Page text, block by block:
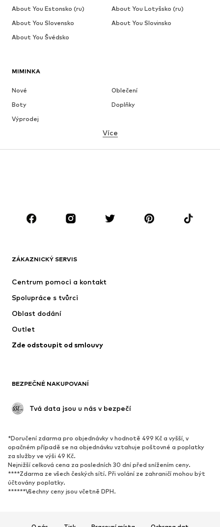
MIMINKA
Nové
Oblečení
Boty
Doplňky
Výprodej
ZNAČKY
ADIDAS ORIGINALS
NIKE
Více
ZÁKAZNICKÝ SERVIS
Centrum pomoci a kontakt
Spolupráce s tvůrci
Oblast dodání
Outlet
Zde odstoupit od smlouvy
BEZPEČNÉ NAKUPOVANÍ
Tvá data jsou u nás v bezpečí
*Doručení zdarma pro objednávky v hodnotě 499 Kč a vyšší, v
opačném případě se na objednávku vztahuje poštovné a poplatky
za služby ve výši 49 Kč.
Nejnižší celková cena za posledních 30 dní před snížením ceny.
****Zdarma ze všech českých sítí. Při volání ze zahraničí mohou být
účtovány poplatky.
******Všechny ceny jsou včetně DPH.
About You Estonsko (ru)
About You Lotyšsko (ru)
About You Slovensko
About You Slovinsko
About You Švédsko